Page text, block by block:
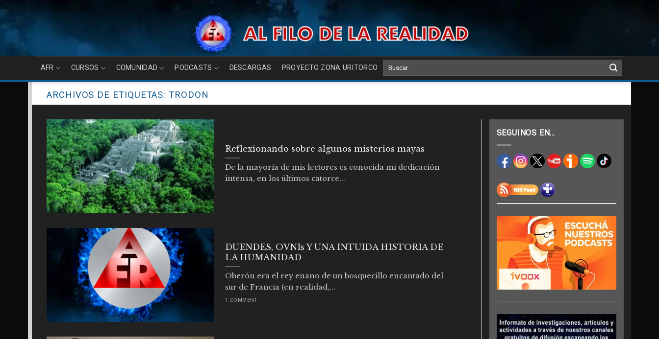
content
AFR CURSOS COMUNIDAD PODCASTS DESCARGAS PROYECTO ZONA URITORCO
ARCHIVOS DE ETIQUETAS:TRODON
Reflexionando sobre algunos misterios mayas
De la mayoría de mis lectores es conocida mi dedicación
intensa, en los últimos catorce...
DUENDES, OVNIs Y UNA INTUIDA HISTORIA DE
LA HUMANIDAD
Oberón era el rey enano de un bosquecillo encantado del
sur de Francia (en realidad,...
1 COMMENT
SEGUINOS EN…